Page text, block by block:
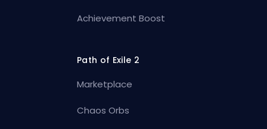
Achievement Boost
Path of Exile 2
Marketplace
Chaos Orbs